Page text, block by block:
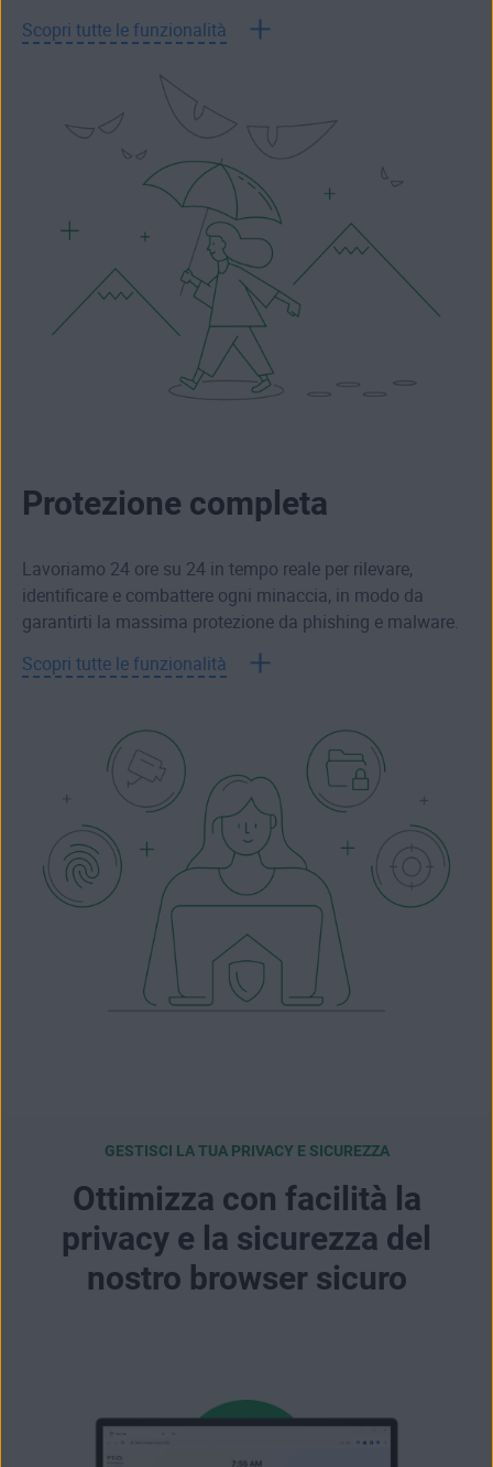
Scopri tutte le funzionalità
Protezione completa
Lavoriamo 24 ore su 24 in tempo reale per rilevare,
identificare e combattere ogni minaccia, in modo da
garantirti la massima protezione da phishing e malware.
Scopri tutte le funzionalità
GESTISCI LA TUA PRIVACY E SICUREZZA
Ottimizza con facilità la
privacy e la sicurezza del
nostro browser sicuro